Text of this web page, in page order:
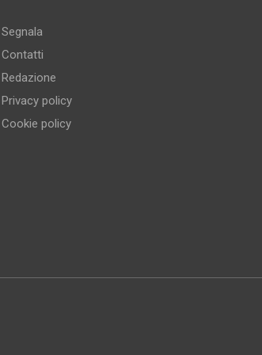
Segnala
Contatti
Redazione
Privacy policy
Cookie policy